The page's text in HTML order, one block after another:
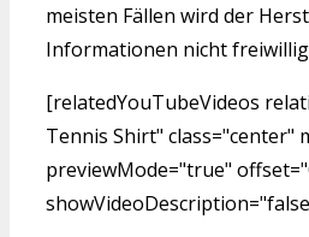
meisten Fällen wird der
Informationen nicht
[relatedYouTubeVideos
Tennis Shirt" class="center"
previewMode="true"